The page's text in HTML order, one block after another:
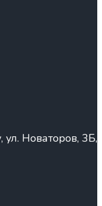
Новаторов, 3Б,